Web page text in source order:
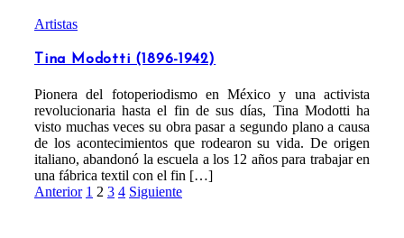
Artistas
Tina Modotti (1896-1942)
Pionera del fotoperiodismo en México y una activista
revolucionaria hasta el fin de sus días, Tina Modotti ha
visto muchas veces su obra pasar a segundo plano a causa
de los acontecimientos que rodearon su vida. De origen
italiano, abandonó la escuela a los 12 años para trabajar en
una fábrica textil con el fin […]
Paginación
Anterior 1 2 3 4 Siguiente